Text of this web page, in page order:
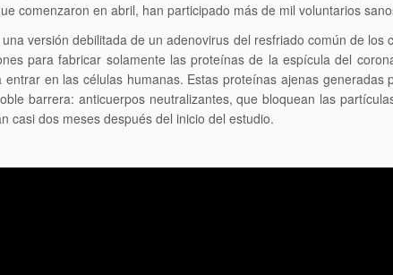
comenzaron en abril, han participado más de mil voluntarios
versión debilitada de un adenovirus del resfriado común de
para fabricar solamente las proteínas de la espícula del
en las células humanas. Estas proteínas ajenas
barrera: anticuerpos neutralizantes, que bloquean las
casi dos meses después del inicio del estudio.